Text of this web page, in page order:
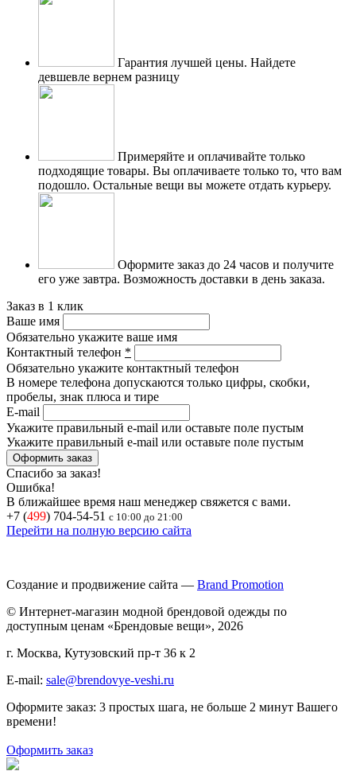
Гарантия лучшей цены. Найдете
девшевле вернем разницу
Примеряйте и оплачивайте только
подходящие товары. Вы оплачиваете только то, что вам
подошло. Остальные вещи вы можете отдать курьеру.
Оформите заказ до 24 часов и получите
его уже завтра. Возможность доставки в день заказа.
Заказ в 1 клик
Ваше имя
Обязательно укажите ваше имя
Контактный телефон *
Обязательно укажите контактный телефон
В номере телефона допускаются только цифры, скобки,
пробелы, знак плюса и тире
E-mail
Укажите правильный e-mail или оставьте поле пустым
Укажите правильный e-mail или оставьте поле пустым
Спасибо за заказ!
Ошибка!
В ближайшее время наш менеджер свяжется с вами.
+7 (499) 704-54-51 с 10:00 до 21:00
Перейти на полную версию сайта
Создание и продвижение сайта — Brand Promotion
© Интернет-магазин модной брендовой одежды по
доступным ценам «Брендовые вещи», 2026
г. Москва, Кутузовский пр-т 36 к 2
E-mail: sale@brendovye-veshi.ru
Оформите заказ: 3 простых шага, не больше 2 минут Вашего
времени!
Оформить заказ